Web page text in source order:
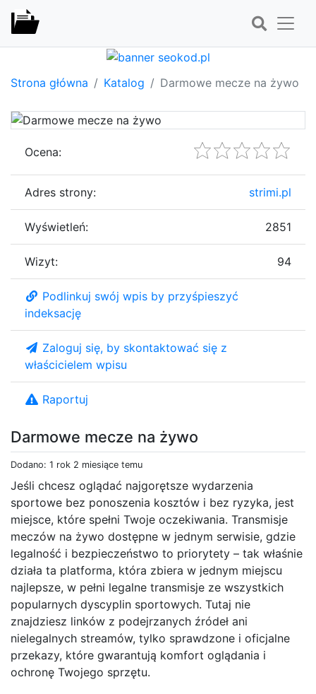
Strona główna Katalog Darmowe mecze na żywo
Darmowe mecze na żywo
Dodano: 1 rok 2 miesiące temu
Jeśli chcesz oglądać najgorętsze wydarzenia
sportowe bez ponoszenia kosztów i bez ryzyka, jest
miejsce, które spełni Twoje oczekiwania. Transmisje
meczów na żywo dostępne w jednym serwisie, gdzie
legalność i bezpieczeństwo to priorytety – tak właśnie
działa ta platforma, która zbiera w jednym miejscu
najlepsze, w pełni legalne transmisje ze wszystkich
popularnych dyscyplin sportowych. Tutaj nie
znajdziesz linków z podejrzanych źródeł ani
nielegalnych streamów, tylko sprawdzone i oficjalne
przekazy, które gwarantują komfort oglądania i
ochronę Twojego sprzętu.
Ocena:
Adres strony: strimi.pl
Wyświetleń: 2851
Wizyt: 94
Podlinkuj swój wpis by przyśpieszyć
indeksację
Zaloguj się, by skontaktować się z
właścicielem wpisu
Raportuj